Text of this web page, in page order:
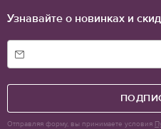
Узнавайте о новинках и
Отправляя форму, вы принимаете условия